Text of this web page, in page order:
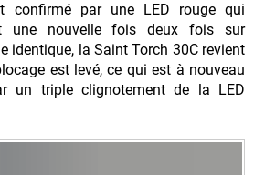
confirmé par une LED rouge qui
une nouvelle fois deux fois sur
identique, la Saint Torch 30C revient
est levé, ce qui est à nouveau
un triple clignotement de la LED